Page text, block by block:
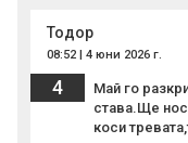
Тодор
08:52 | 4 юни 2026 г.
4
Май го
става.Ще
коси